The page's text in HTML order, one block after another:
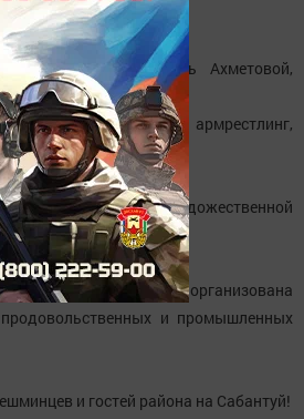
бега;
эстрады Гузель Ахметовой,
Рахимовой;
(поднятие гирь, армрестлинг,
участников художественной
магазины, буфеты, организована
и промышленных
и гостей района на Сабантуй!